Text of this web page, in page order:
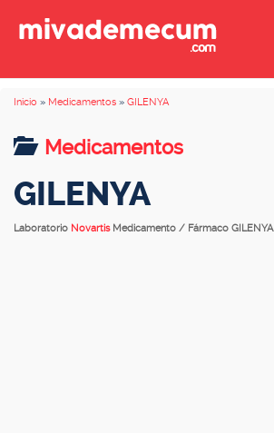
Inicio » Medicamentos » GILENYA
Medicamentos
GILENYA
Laboratorio Novartis Medicamento / Fármaco GILENYA